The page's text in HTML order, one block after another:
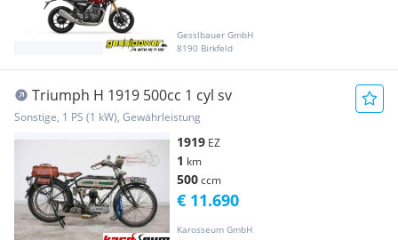
Gesslbauer GmbH
8190 Birkfeld
Triumph H 1919 500cc 1 cyl sv
Sonstige, 1 PS (1 kW), Gewährleistung
1919 EZ
1 km
500ccm
Karosseum GmbH
€ 11.690